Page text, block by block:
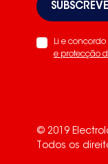
Li e
e protecção
© 2019
Todos os